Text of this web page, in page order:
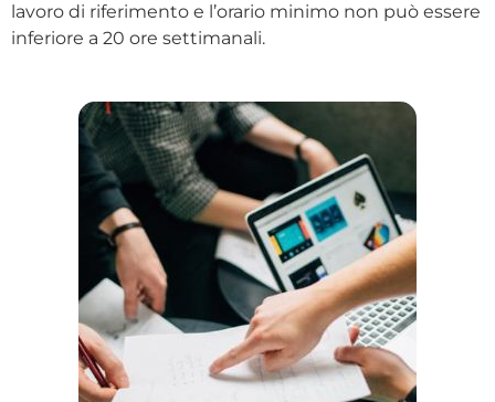
lavoro di riferimento e l’orario minimo non può essere
inferiore a 20 ore settimanali.